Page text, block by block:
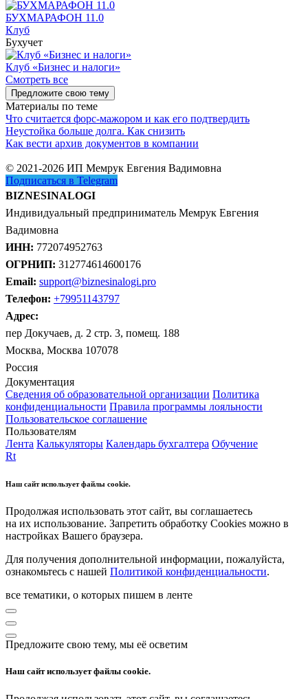
БУХМАРАФОН 11.0
Клуб
Бухучет
Клуб «Бизнес и налоги»
Смотреть все
Предложите свою тему
Материалы по теме
Что считается форс-мажором и как его подтвердить
Неустойка больше долга. Как снизить
Как вести архив документов в компании
© 2021-2026 ИП Мемрук Евгения Вадимовна
Подписаться в Telegram
BIZNESINALOGI
Индивидуальный предприниматель Мемрук Евгения
Вадимовна
ИНН: 772074952763
ОГРНИП: 312774614600176
Email: support@biznesinalogi.pro
Телефон: +79951143797
Адрес:
пер Докучаев, д. 2 стр. 3, помещ. 188
Москва, Москва 107078
Россия
Документация
Сведения об образовательной организации Политика
конфиденциальности Правила программы лояльности
Пользовательское соглашение
Пользователям
Лента Калькуляторы Календарь бухгалтера Обучение
Rt
Наш сайт использует файлы cookie.
Продолжая использовать этот сайт, вы соглашаетесь
на их использование. Запретить обработку Cookies можно в
настройках Вашего браузера.
Для получения дополнительной информации, пожалуйста,
ознакомьтесь с нашей Политикой конфиденциальности.
все тематики, о которых пишем в ленте
Предложите свою тему, мы её осветим
Наш сайт использует файлы cookie.